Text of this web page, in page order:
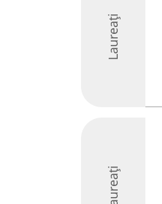
Laureați
Laureați